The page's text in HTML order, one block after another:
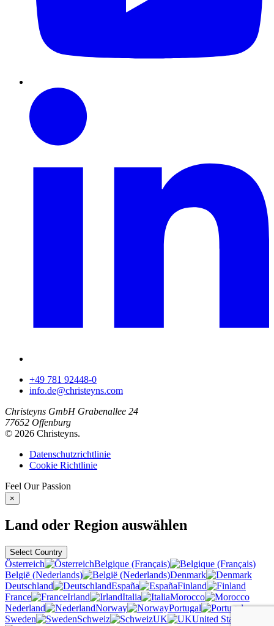
+49 781 92448-0
info.de@christeyns.com
Christeyns GmbHGrabenallee 24
77652 Offenburg
© 2026 Christeyns.
Datenschutzrichtlinie
Cookie Richtlinie
Feel Our Passion
×
Land oder Region auswählen
Select Country
Österreich
Belgique (Français)
België (Nederlands)
Denmark
Deutschland
España
Finland
France
Irland Italia
Morocco
Nederland
Norway
Portugal
Sweden
Schweiz UK
United States